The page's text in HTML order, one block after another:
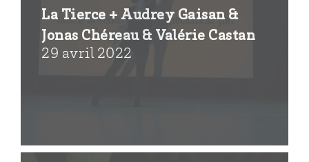
La Tierce + Audrey Gaisan &
Jonas Chéreau & Valérie Castan
29 avril 2022